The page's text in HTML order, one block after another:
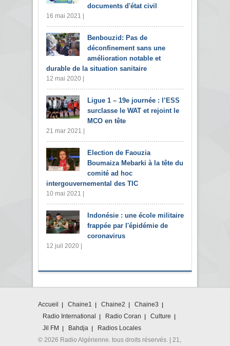
documents d'état civil
16 mai 2021 |
Benbouzid: Pas de
déconfinement sans une
amélioration notable et
durable de la situation sanitaire
12 mai 2020 |
Ligue 1 – 19e journée : l’ESS
surclasse le WAT et rejoint le
MCO en tête
21 mar 2021 |
Election de Faouzia
Boumaiza Mebarki à la tête du
comité ad hoc
intergouvernemental des TIC
10 mai 2021 |
Indonésie : une école militaire
frappée par l'épidémie de
coronavirus
12 juil 2020 |
Accueil Chaine1 Chaine2
Chaine3
Radio International
Radio Coran
Culture
Jil FM
Bahdja
Radios Locales
© 2026 Radio Algérienne. tous droits réservés. | 21,